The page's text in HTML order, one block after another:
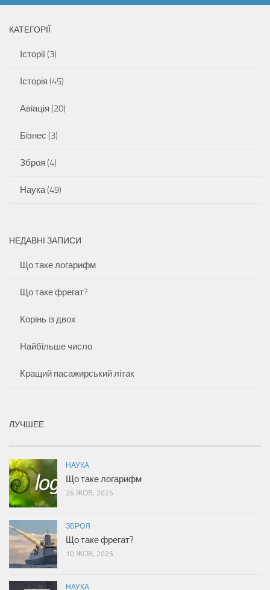
КАТЕГОРІЇ
Історії(3)
Історія (45)
Авіація (20)
Бізнес (3)
Зброя (4)
Наука(49)
НЕДАВНІ ЗАПИСИ
Що таке логарифм
Що таке фрегат?
Корінь із двох
Найбільше число
Кращий пасажирський літак
ЛУЧШЕЕ
НАУКА
Що таке логарифм
26 ЖОВ, 2025
ЗБРОЯ
Що таке фрегат?
10 ЖОВ, 2025
НАУКА